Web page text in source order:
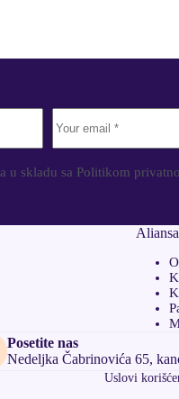
u skladu sa Politikom
Aliansa
Posetite nas
Nedeljka Čabrinovića 65,
Uslovi